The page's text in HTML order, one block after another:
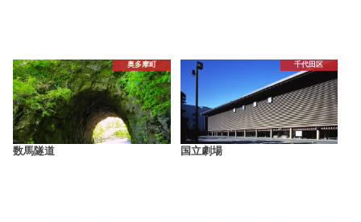
奥多摩町
数馬隧道
千代田区
国立劇場